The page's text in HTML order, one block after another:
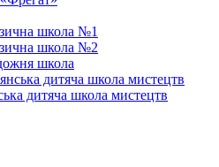
школа №1
школа №2
школа
дитяча школа мистецтв
дитяча школа мистецтв